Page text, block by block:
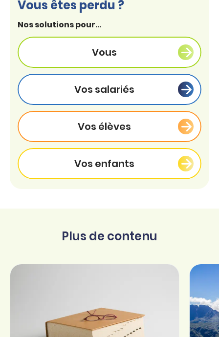
Vous êtes perdu ?
Nos solutions pour...
Vous
Vos salariés
Vos élèves
Vos enfants
Plus de contenu